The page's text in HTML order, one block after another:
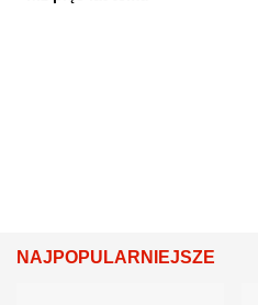
NAJPOPULARNIEJSZE